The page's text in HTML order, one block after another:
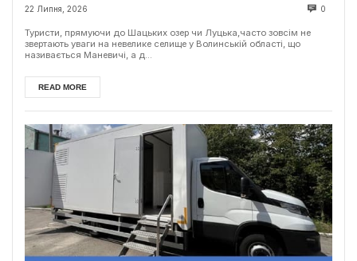
22 Липня, 2026 0
Туристи, прямуючи до Шацьких озер чи Луцька,часто зовсім не
звертають уваги на невелике селище у Волинській області, що
називається Маневичі, а д...
READ MORE